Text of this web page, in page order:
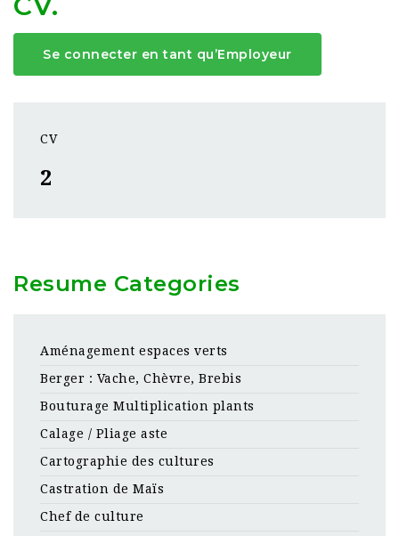
Se connecter en tant qu’Employeur
CV
2
Resume Categories
Aménagement espaces verts
Berger : Vache, Chèvre, Brebis
Bouturage Multiplication plants
Calage / Pliage aste
Cartographie des cultures
Castration de Maïs
Chef de culture